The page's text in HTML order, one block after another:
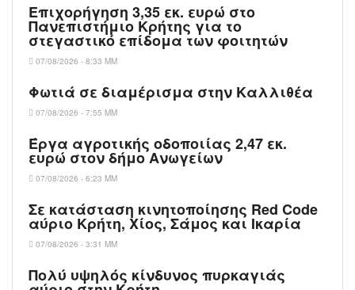
Επιχορήγηση 3,35 εκ. ευρώ στο
Πανεπιστήμιο Κρήτης για το
στεγαστικό επίδομα των φοιτητών
07/08/2026 - 8:33 ΜΜ
Φωτιά σε διαμέρισμα στην Καλλιθέα
07/08/2026 - 7:55 ΜΜ
Έργα αγροτικής οδοποιίας 2,47 εκ.
ευρώ στον δήμο Ανωγείων
07/08/2026 - 6:23 ΜΜ
Σε κατάσταση κινητοποίησης Red Code
αύριο Κρήτη, Χίος, Σάμος και Ικαρία
07/08/2026 - 3:31 ΜΜ
Πολύ υψηλός κίνδυνος πυρκαγιάς